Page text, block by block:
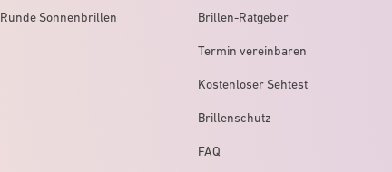
Runde Sonnenbrillen Brillen-Ratgeber
Termin vereinbaren
Kostenloser Sehtest
Brillenschutz
FAQ